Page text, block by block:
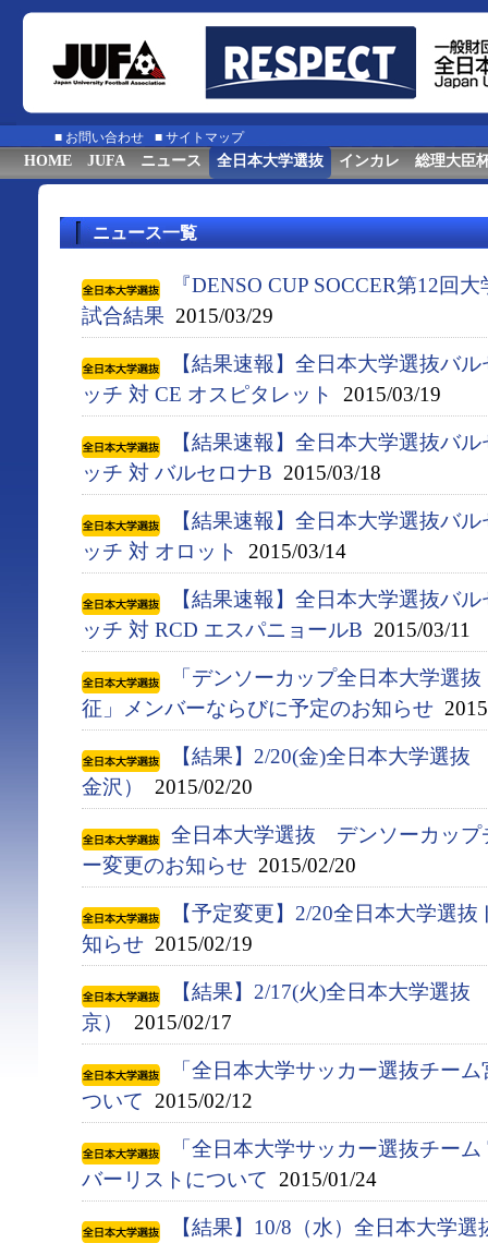
■ お問い合わせ ■ サイトマップ
HOME JUFA ニュース 全日本大学選抜 インカレ 総理大臣
ニュース一覧
『DENSO CUP SOCCER第12
試合結果 2015/03/29
【結果速報】全日本大学選抜バ
ッチ 対 CE オスピタレット
2015/03/19
【結果速報】全日本大学選抜バ
ッチ 対 バルセロナB 2015/03/18
【結果速報】全日本大学選抜バ
ッチ 対 オロット
2015/03/14
【結果速報】全日本大学選抜バ
ッチ 対 RCD エスパニョールB 2015/03/11
「デンソーカップ全日本大学選
征」メンバーならびに予定のお知らせ
【結果】2/20(金)全日本大学選
金沢）
2015/02/20
全日本大学選抜 デンソーカップ
ー変更のお知らせ 2015/02/20
【予定変更】2/20全日本大学選
知らせ 2015/02/19
【結果】2/17(火)全日本大学選
京）
2015/02/17
「全日本大学サッカー選抜チー
ついて 2015/02/12
「全日本大学サッカー選抜チー
バーリストについて 2015/01/24
【結果】10/8（水）全日本大学